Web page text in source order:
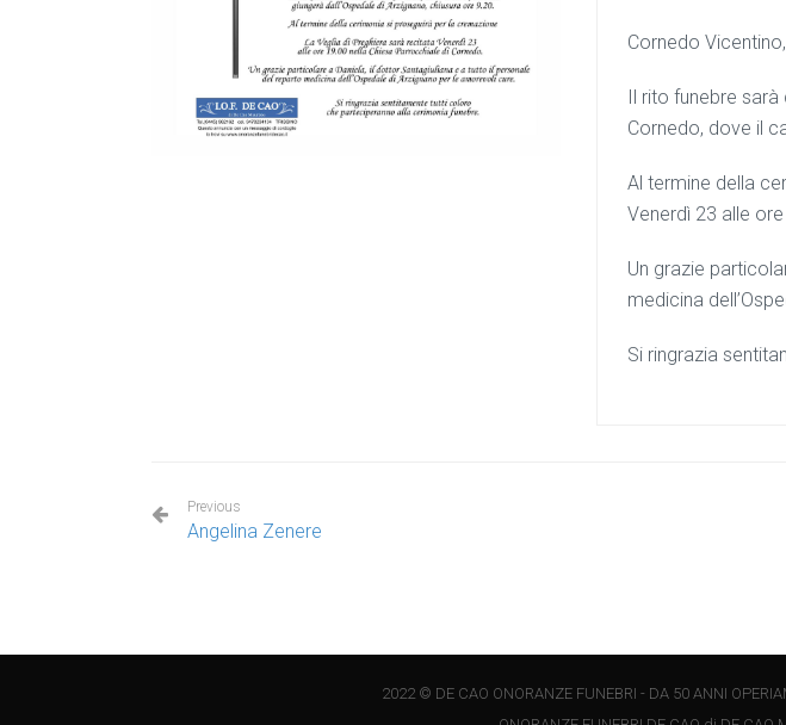
Cornedo
Il rito funebre
Cornedo, dove il
Al termine della
Venerdì 23 alle
Un grazie
medicina
Si ringrazia
Previous
Angelina Zenere
2022 © DE CAO ONORANZE FUNEBRI - DA 50 ANNI